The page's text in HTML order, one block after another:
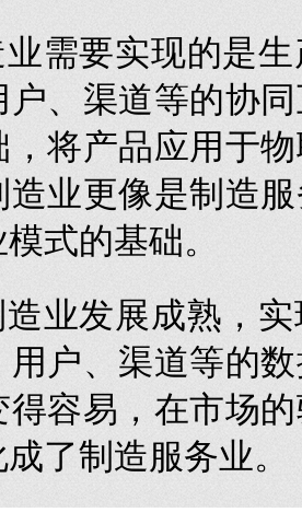
需要实现的是
户、渠道等的协
，将产品应用于
造业更像是制造
式的基础。
造业发展成熟，
用户、渠道等的
得容易，在市场
了制造服务业。